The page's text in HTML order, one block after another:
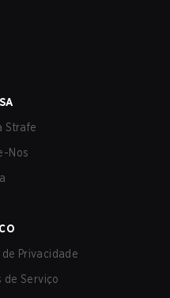
Strafe
Nos
de Privacidade
de Serviço